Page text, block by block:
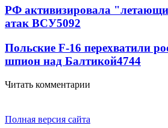
РФ активизировала
атак ВСУ5092
Польские F-16 перехватили
шпион над Балтикой4744
Читать комментарии
Полная версия сайта